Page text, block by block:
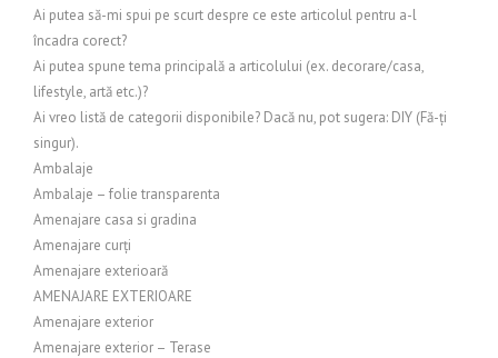
Ai putea să-mi spui pe scurt despre ce este articolul pentru a-l
încadra corect?
Ai putea spune tema principală a articolului (ex. decorare/casa,
lifestyle, artă etc.)?
Ai vreo listă de categorii disponibile? Dacă nu, pot sugera: DIY (Fă-ți
singur).
Ambalaje
Ambalaje – folie transparenta
Amenajare casa si gradina
Amenajare curți
Amenajare exterioară
AMENAJARE EXTERIOARE
Amenajare exterior
Amenajare exterior – Terase